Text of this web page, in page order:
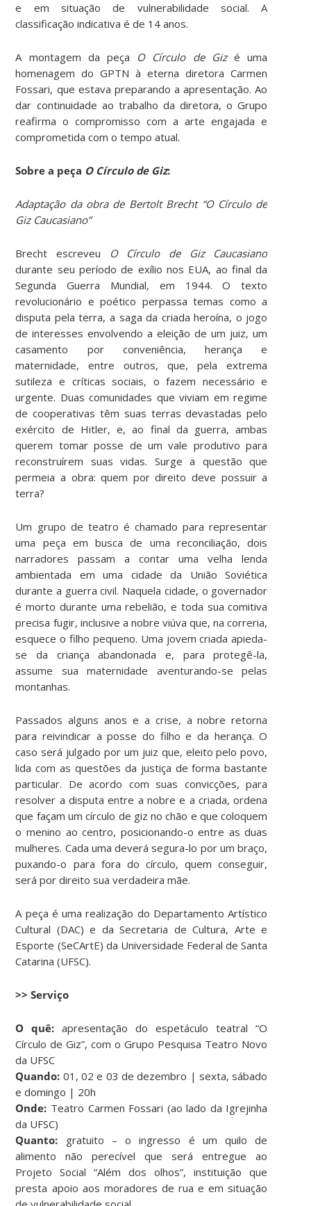
e em situação de vulnerabilidade social. A
classificação indicativa é de 14 anos.
A montagem da peça O Círculo de Gizé uma
homenagem do GPTN à eterna diretora Carmen
Fossari, que estava preparando a apresentação. Ao
dar continuidade ao trabalho da diretora, o Grupo
reafirma o compromisso com a arte engajada e
comprometida com o tempo atual.
Sobre a peça O Círculo de Giz:
Adaptação da obra de Bertolt Brecht “O Círculo de
Giz Caucasiano”
Brecht escreveu
O Círculo de Giz Caucasiano
durante seu período de exílio nos EUA, ao final da
Segunda Guerra Mundial, em 1944. O texto
revolucionário e poético perpassa temas como a
disputa pela terra, a saga da criada heroína, o jogo
de interesses envolvendo a eleição de um juiz, um
casamento por conveniência, herança e
maternidade, entre outros, que, pela extrema
sutileza e críticas sociais, o fazem necessário e
urgente. Duas comunidades que viviam em regime
de cooperativas têm suas terras devastadas pelo
exército de Hitler, e, ao final da guerra, ambas
querem tomar posse de um vale produtivo para
reconstruírem suas vidas. Surge a questão que
permeia a obra: quem por direito deve possuir a
terra?
Um grupo de teatro é chamado para representar
uma peça em busca de uma reconciliação, dois
narradores passam a contar uma velha lenda
ambientada em uma cidade da União Soviética
durante a guerra civil. Naquela cidade, o governador
é morto durante uma rebelião, e toda sua comitiva
precisa fugir, inclusive a nobre viúva que, na correria,
esquece o filho pequeno. Uma jovem criada apieda-
se da criança abandonada e, para protegê-la,
assume sua maternidade aventurando-se pelas
montanhas.
Passados alguns anos e a crise, a nobre retorna
para reivindicar a posse do filho e da herança. O
caso será julgado por um juiz que, eleito pelo povo,
lida com as questões da justiça de forma bastante
particular. De acordo com suas convicções, para
resolver a disputa entre a nobre e a criada, ordena
que façam um círculo de giz no chão e que coloquem
o menino ao centro, posicionando-o entre as duas
mulheres. Cada uma deverá segura-lo por um braço,
puxando-o para fora do círculo, quem conseguir,
será por direito sua verdadeira mãe.
A peça é uma realização do Departamento Artístico
Cultural (DAC) e da Secretaria de Cultura, Arte e
Esporte (SeCArtE) da Universidade Federal de Santa
Catarina (UFSC).
>> Serviço
O quê: apresentação do espetáculo teatral “O
Círculo de Giz”, com o Grupo Pesquisa Teatro Novo
da UFSC
Quando: 01, 02 e 03 de dezembro | sexta, sábado
e domingo | 20h
Onde: Teatro Carmen Fossari (ao lado da Igrejinha
da UFSC)
Quanto: gratuito – o ingresso é um quilo de
alimento não perecível que será entregue ao
Projeto Social “Além dos olhos”, instituição que
presta apoio aos moradores de rua e em situação